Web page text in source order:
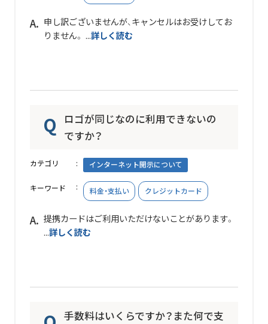
申し訳ございませんが、キャンセルはお受けしてお
りません。 ...詳しく読む
ロゴが同じなのに利用できないの
ですか？
カテゴリ インターネット開示について
キーワード 料金・支払い クレジットカード
提携カードはご利用いただけないことがあります。
...詳しく読む
手数料はいくらですか？また何で支